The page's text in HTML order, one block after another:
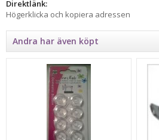
Direktlänk:
Högerklicka och kopiera adressen
Andra har även köpt